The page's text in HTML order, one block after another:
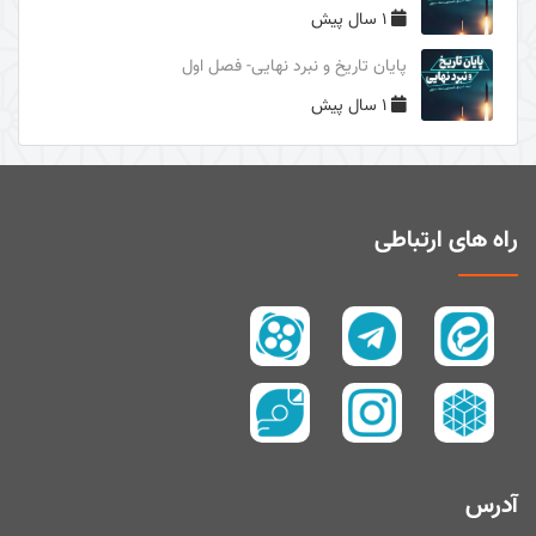
دوری از مرگ جاهلیت
سال1395
سال 1394
زیارت و توسل
پیامبر امّی (صلی الله علیه و آله و سلم)
تفسیر سورۀ کوثر
سال 1397
سال 1395
1 سال پیش
پایان تاریخ و نبرد نهایی- فصل اول
1 سال پیش
راه های ارتباطی
آدرس